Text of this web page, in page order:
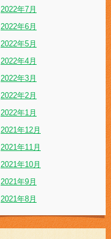
2022年7月
2022年6月
2022年5月
2022年4月
2022年3月
2022年2月
2022年1月
2021年12月
2021年11月
2021年10月
2021年9月
2021年8月